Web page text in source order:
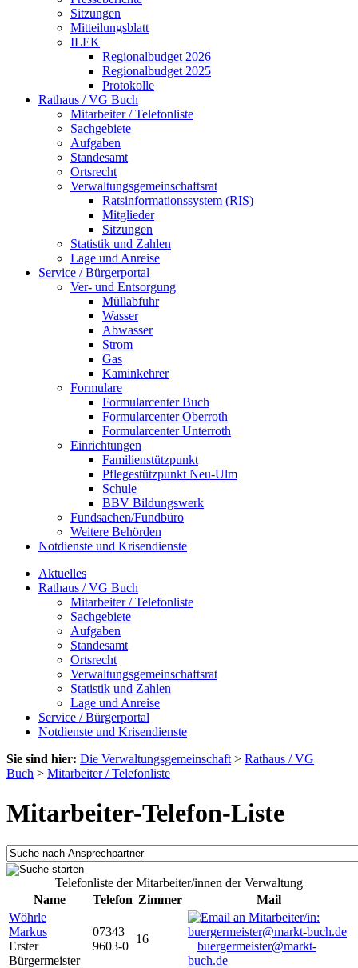
Sitzungen
Mitteilungsblatt
ILEK
Regionalbudget 2026
Regionalbudget 2025
Protokolle
Rathaus / VG Buch
Mitarbeiter / Telefonliste
Sachgebiete
Aufgaben
Standesamt
Ortsrecht
Verwaltungsgemeinschaftsrat
Ratsinformationssystem (RIS)
Mitglieder
Sitzungen
Statistik und Zahlen
Lage und Anreise
Service / Bürgerportal
Ver- und Entsorgung
Müllabfuhr
Wasser
Abwasser
Strom
Gas
Kaminkehrer
Formulare
Formularcenter Buch
Formularcenter Oberroth
Formularcenter Unterroth
Einrichtungen
Familienstützpunkt
Pflegestützpunkt Neu-Ulm
Schule
BBV Bildungswerk
Fundsachen/Fundbüro
Weitere Behörden
Notdienste und Krisendienste
Aktuelles
Rathaus / VG Buch
Mitarbeiter / Telefonliste
Sachgebiete
Aufgaben
Standesamt
Ortsrecht
Verwaltungsgemeinschaftsrat
Statistik und Zahlen
Lage und Anreise
Service / Bürgerportal
Notdienste und Krisendienste
Sie sind hier: Die Verwaltungsgemeinschaft > Rathaus / VG
Buch > Mitarbeiter / Telefonliste
Mitarbeiter-Telefon-Liste
Telefonliste der Mitarbeiter/innen der Verwaltung
Name
Telefon Zimmer
Mail
Wöhrle
Markus
Erster
Bürgermeister
07343
9603-0
16
buergermeister@markt-
buch.de